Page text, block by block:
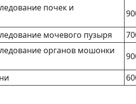
почек и
мочевого пузыря
органов мошонки